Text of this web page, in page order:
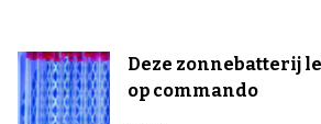
Deze zonnebatterij
op commando